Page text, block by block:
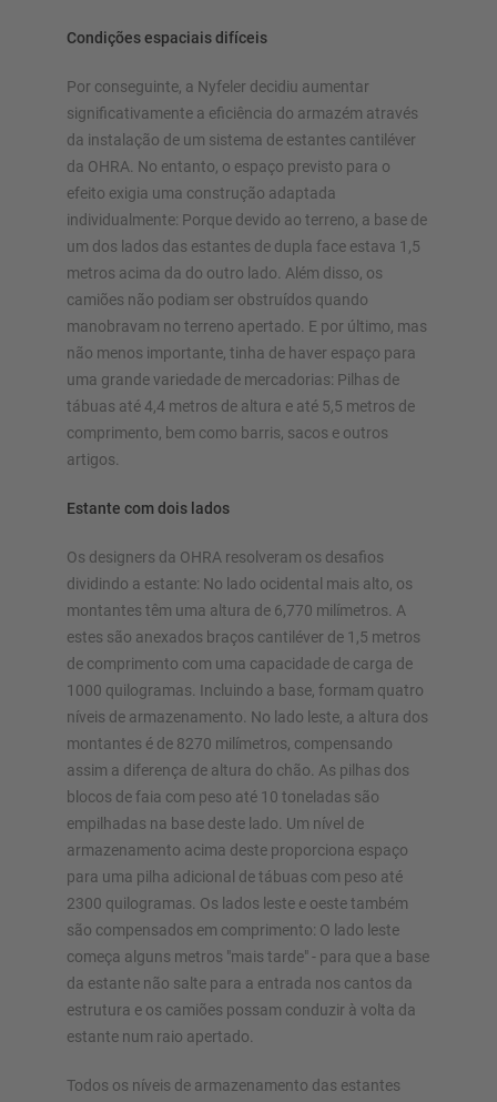
Condições espaciais difíceis
Por conseguinte, a Nyfeler decidiu aumentar
significativamente a eficiência do armazém através
da instalação de um sistema de estantes cantiléver
da OHRA. No entanto, o espaço previsto para o
efeito exigia uma construção adaptada
individualmente: Porque devido ao terreno, a base de
um dos lados das estantes de dupla face estava 1,5
metros acima da do outro lado. Além disso, os
camiões não podiam ser obstruídos quando
manobravam no terreno apertado. E por último, mas
não menos importante, tinha de haver espaço para
uma grande variedade de mercadorias: Pilhas de
tábuas até 4,4 metros de altura e até 5,5 metros de
comprimento, bem como barris, sacos e outros
artigos.
Estante com dois lados
Os designers da OHRA resolveram os desafios
dividindo a estante: No lado ocidental mais alto, os
montantes têm uma altura de 6,770 milímetros. A
estes são anexados braços cantiléver de 1,5 metros
de comprimento com uma capacidade de carga de
1000 quilogramas. Incluindo a base, formam quatro
níveis de armazenamento. No lado leste, a altura dos
montantes é de 8270 milímetros, compensando
assim a diferença de altura do chão. As pilhas dos
blocos de faia com peso até 10 toneladas são
empilhadas na base deste lado. Um nível de
armazenamento acima deste proporciona espaço
para uma pilha adicional de tábuas com peso até
2300 quilogramas. Os lados leste e oeste também
são compensados em comprimento: O lado leste
começa alguns metros "mais tarde" - para que a base
da estante não salte para a entrada nos cantos da
estrutura e os camiões possam conduzir à volta da
estante num raio apertado.
Todos os níveis de armazenamento das estantes